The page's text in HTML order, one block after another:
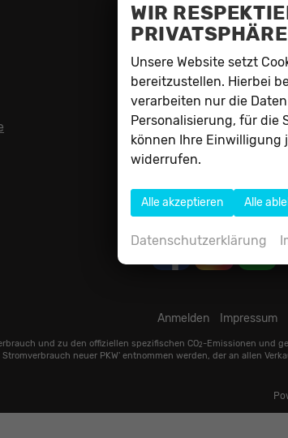
Öffnungszeiten
Montag bis Freitag
Samstag von 09:00
TÜV-Partnerschaft:
und Freitag um 10:00
Wir sorgen für die
Folgen Sie uns
Anmelden Impressum
und zu den offiziellen spezifischen CO2 -Emissionen und
neuer PKW' entnommen werden, der an allen
WIR
PRIVATSPHÄRE
Unsere Website setzt
bereitzustellen. Hierbei
verarbeiten nur die
Personalisierung, für die
können Ihre Einwilligung
widerrufen.
Alle akzeptieren Alle
Datenschutzerklärung